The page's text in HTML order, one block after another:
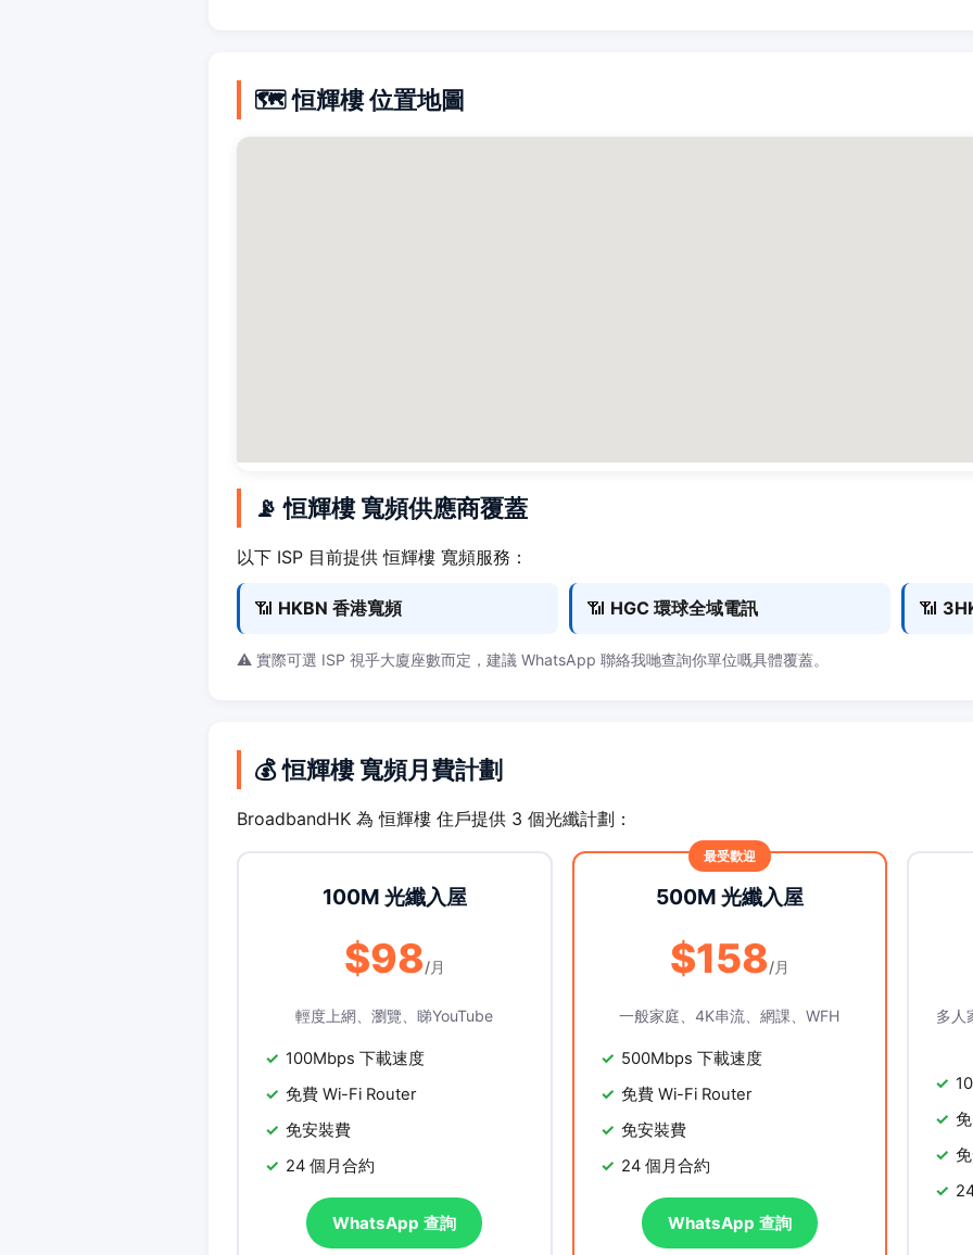
🗺️ 恒輝樓 位置地圖
📡 恒輝樓 寬頻供應商覆蓋
以下 ISP 目前提供 恒輝樓 寬頻服務：
📶 HKBN 香港寬頻 📶 HGC 環球全域電訊 📶
⚠️ 實際可選 ISP 視乎大廈座數而定，建議 WhatsApp 聯絡我哋查詢你單位嘅具體覆蓋。
💰 恒輝樓 寬頻月費計劃
BroadbandHK 為 恒輝樓 住戶提供 3 個光纖計劃：
100M 光纖入屋
$98/月
輕度上網、瀏覽、睇YouTube
100Mbps 下載速度
免費 Wi-Fi Router
免安裝費
24 個月合約
WhatsApp 查詢
500M 光纖入屋
$158/月
一般家庭、4K串流、網課、WFH
500Mbps 下載速度
免費 Wi-Fi Router
免安裝費
24 個月合約
WhatsApp 查詢
多人